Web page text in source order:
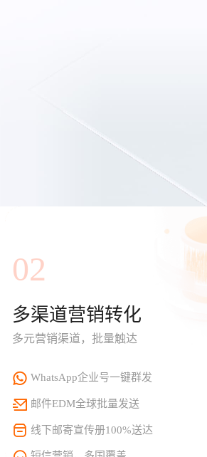
02
多渠道营销转化
多元营销渠道，批量触达
WhatsApp企业号一键群发
邮件EDM全球批量发送
线下邮寄宣传册100%送达